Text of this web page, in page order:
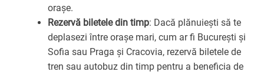
orașe.
Rezervă biletele din timp: Dacă plănuiești să te
deplasezi între orașe mari, cum ar fi București și
Sofia sau Praga și Cracovia, rezervă biletele de
tren sau autobuz din timp pentru a beneficia de